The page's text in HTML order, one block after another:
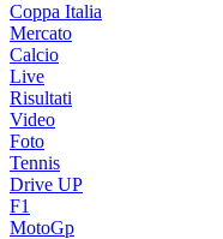
Coppa Italia
Mercato
Calcio
Live
Risultati
Video
Foto
Tennis
Drive UP
F1
MotoGp